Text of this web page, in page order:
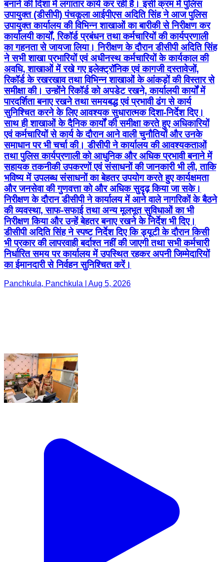
बनाने की दिशा में लगातार कार्य कर रही है। इसी क्रम में पुलिस
उपायुक्त (डीसीपी) पंचकूला आईपीएस अदिति सिंह ने आज पुलिस
उपायुक्त कार्यालय की विभिन्न शाखाओं का बारीकी से निरीक्षण कर
कार्यालयी कार्यों, रिकॉर्ड प्रबंधन तथा कर्मचारियों की कार्यप्रणाली
का गहनता से जायजा लिया। निरीक्षण के दौरान डीसीपी अदिति सिंह
ने सभी शाखा प्रभारियों एवं अधीनस्थ कर्मचारियों के कार्यकाल की
अवधि, शाखाओं में रखे गए इलेक्ट्रॉनिक एवं कागजी दस्तावेजों,
रिकॉर्ड के रखरखाव तथा विभिन्न शाखाओं के आंकड़ों की विस्तार से
समीक्षा की। उन्होंने रिकॉर्ड को अपडेट रखने, कार्यालयी कार्यों में
पारदर्शिता बनाए रखने तथा समयबद्ध एवं प्रभावी ढंग से कार्य
सुनिश्चित करने के लिए आवश्यक सुधारात्मक दिशा-निर्देश दिए।
साथ ही शाखाओं के दैनिक कार्यों की समीक्षा करते हुए अधिकारियों
एवं कर्मचारियों से कार्य के दौरान आने वाली चुनौतियों और उनके
समाधान पर भी चर्चा की। डीसीपी ने कार्यालय की आवश्यकताओं
तथा पुलिस कार्यप्रणाली को आधुनिक और अधिक प्रभावी बनाने में
सहायक तकनीकी उपकरणों एवं संसाधनों की जानकारी भी ली, ताकि
भविष्य में उपलब्ध संसाधनों का बेहतर उपयोग करते हुए कार्यक्षमता
और जनसेवा की गुणवत्ता को और अधिक सुदृढ़ किया जा सके।
निरीक्षण के दौरान डीसीपी ने कार्यालय में आने वाले नागरिकों के बैठने
की व्यवस्था, साफ-सफाई तथा अन्य मूलभूत सुविधाओं का भी
निरीक्षण किया और उन्हें बेहतर बनाए रखने के निर्देश भी दिए।
डीसीपी अदिति सिंह ने स्पष्ट निर्देश दिए कि ड्यूटी के दौरान किसी
भी प्रकार की लापरवाही बर्दाश्त नहीं की जाएगी तथा सभी कर्मचारी
निर्धारित समय पर कार्यालय में उपस्थित रहकर अपनी जिम्मेदारियों
का ईमानदारी से निर्वहन सुनिश्चित करें।
Panchkula, Panchkula | Aug 5, 2026